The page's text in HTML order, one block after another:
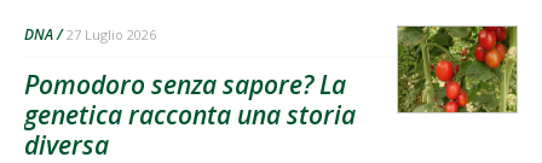
DNA 27 Luglio 2026
Pomodoro senza sapore? La
genetica racconta una storia
diversa